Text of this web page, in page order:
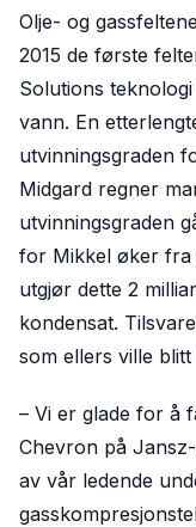
Olje- og
2015 de første
Solutions
vann. En
utvinningsgraden
Midgard regner
utvinningsgraden
for Mikkel øker fra
utgjør dette 2
kondensat.
som ellers ville
– Vi er glade for å
Chevron på
av vår ledende